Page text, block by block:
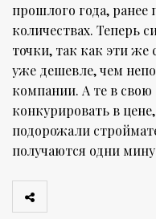
прошлого года,
количествах. Теперь
точки, так как эти
уже дешевле, чем
компании. А те в свою
конкурировать в
подорожали
получаются одни